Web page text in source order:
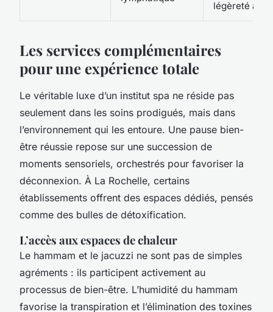
légèreté
Les services complémentaires
pour une expérience totale
Le véritable luxe d’un institut spa ne réside pas
seulement dans les soins prodigués, mais dans
l’environnement qui les entoure. Une pause bien-
être réussie repose sur une succession de
moments sensoriels, orchestrés pour favoriser la
déconnexion. À La Rochelle, certains
établissements offrent des espaces dédiés, pensés
comme des bulles de détoxification.
L’accès aux espaces de chaleur
Le hammam et le jacuzzi ne sont pas de simples
agréments : ils participent activement au
processus de bien-être. L’humidité du hammam
favorise la transpiration et l’élimination des toxines